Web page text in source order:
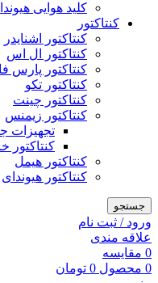
کلید هوایی
کنتاکتور
کنتاکتور اشنایدر
کنتاکتور ال اس
کنتاکتور پارس
کنتاکتور تکو
کنتاکتور چینت
کنتاکتور زیمنس
تجهیزات
کنتاکتور
کنتاکتور هیمل
کنتاکتور هیوندای
جستجو
ورود / ثبت نام
علاقه مندی
0 مقایسه
0 محصول 0 تومان